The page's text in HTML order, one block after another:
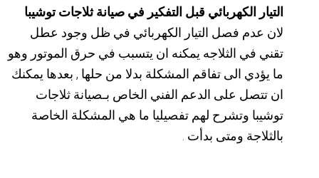
التيار الكهربائي قبل التفكير في صيانة ثلاجات توشيبا
لان عدم فصل التيار الكهربائي في ظل وجود عطل
تقني في الثلاجه يمكنه ان يتسبب في حرق الموتور وهو
ما يؤدي الى تفاقم المشكلة بدلا من حلها , بعدها يمكنك
ان تتصل على الدعم الفني الخاص بـصيانة ثلاجات
توشيبا وتشرح لهم تفصيليا ما هي المشكلة الخاصة
بالثلاجة ومتى بدأت .